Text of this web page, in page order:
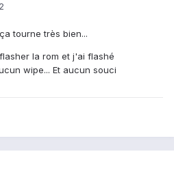
tourne très bien...
la rom et j'ai flashé
wipe... Et aucun souci